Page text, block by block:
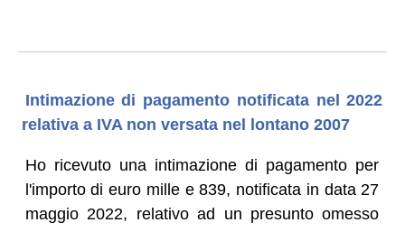
Intimazione di pagamento notificata nel 2022
relativa a IVA non versata nel lontano 2007
Ho ricevuto una intimazione di pagamento per
l'importo di euro mille e 839, notificata in data 27
maggio 2022, relativo ad un presunto omesso